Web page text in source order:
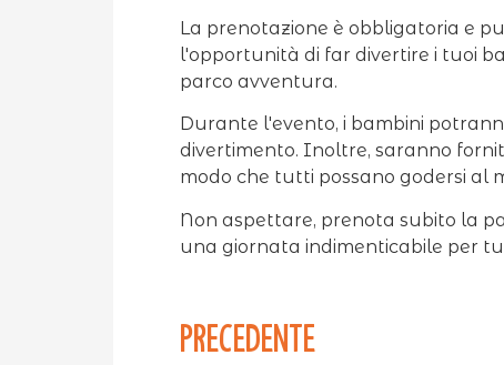
La prenotazione è obbligatoria e
l'opportunità di far divertire i tuoi
parco avventura.
Durante l'evento, i bambini
divertimento. Inoltre, saranno
modo che tutti possano godersi al
Non aspettare, prenota subito la
una giornata indimenticabile per
PRECEDENTE